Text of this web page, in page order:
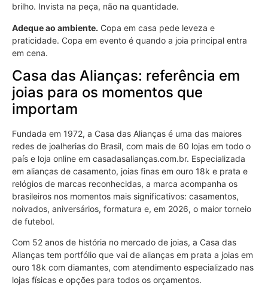
brilho. Invista na peça, não na quantidade.
Adeque ao ambiente. Copa em casa pede leveza e
praticidade. Copa em evento é quando a joia principal entra
em cena.
Casa das Alianças: referência em
joias para os momentos que
importam
Fundada em 1972, a Casa das Alianças é uma das maiores
redes de joalherias do Brasil, com mais de 60 lojas em todo o
país e loja online em casadasalianças.com.br. Especializada
em alianças de casamento, joias finas em ouro 18k e prata e
relógios de marcas reconhecidas, a marca acompanha os
brasileiros nos momentos mais significativos: casamentos,
noivados, aniversários, formatura e, em 2026, o maior torneio
de futebol.
Com 52 anos de história no mercado de joias, a Casa das
Alianças tem portfólio que vai de alianças em prata a joias em
ouro 18k com diamantes, com atendimento especializado nas
lojas físicas e opções para todos os orçamentos.